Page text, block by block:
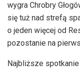
wygra Chrobry
się tuż nad strefą
o jeden więcej od
pozostanie na
Najbliższe spotkanie